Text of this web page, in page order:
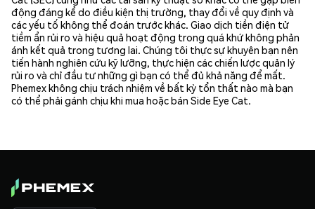
động đáng kể do điều kiện thị trường, thay đổi về quy định và
các yếu tố không thể đoán trước khác. Giao dịch tiền điện tử
tiềm ẩn rủi ro và hiệu quả hoạt động trong quá khứ không phản
ánh kết quả trong tương lai. Chúng tôi thực sự khuyên bạn nên
tiến hành nghiên cứu kỹ lưỡng, thực hiện các chiến lược quản lý
rủi ro và chỉ đầu tư những gì bạn có thể đủ khả năng để mất.
Phemex không chịu trách nhiệm về bất kỳ tổn thất nào mà bạn
có thể phải gánh chịu khi mua hoặc bán Side Eye Cat.